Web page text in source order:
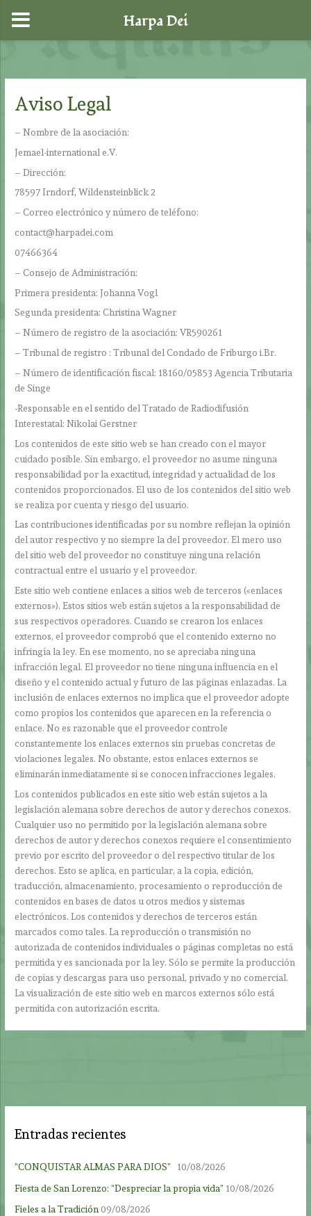
contenido
Aviso Legal
– Nombre de la asociación:
Jemael-international e.V.
– Dirección:
78597 Irndorf, Wildensteinblick 2
– Correo electrónico y número de teléfono:
contact@harpadei.com
07466364
– Consejo de Administración:
Primera presidenta: Johanna Vogl
Segunda presidenta: Christina Wagner
– Número de registro de la asociación: VR590261
– Tribunal de registro : Tribunal del Condado de Friburgo i.Br.
– Número de identificación fiscal: 18160/05853 Agencia Tributaria
de Singe
-Responsable en el sentido del Tratado de Radiodifusión
Interestatal: Nikolai Gerstner
Los contenidos de este sitio web se han creado con el mayor
cuidado posible. Sin embargo, el proveedor no asume ninguna
responsabilidad por la exactitud, integridad y actualidad de los
contenidos proporcionados. El uso de los contenidos del sitio web
se realiza por cuenta y riesgo del usuario.
Las contribuciones identificadas por su nombre reflejan la opinión
del autor respectivo y no siempre la del proveedor. El mero uso
del sitio web del proveedor no constituye ninguna relación
contractual entre el usuario y el proveedor.
Este sitio web contiene enlaces a sitios web de terceros («enlaces
externos»). Estos sitios web están sujetos a la responsabilidad de
sus respectivos operadores. Cuando se crearon los enlaces
externos, el proveedor comprobó que el contenido externo no
infringía la ley. En ese momento, no se apreciaba ninguna
infracción legal. El proveedor no tiene ninguna influencia en el
diseño y el contenido actual y futuro de las páginas enlazadas. La
inclusión de enlaces externos no implica que el proveedor adopte
como propios los contenidos que aparecen en la referencia o
enlace. No es razonable que el proveedor controle
constantemente los enlaces externos sin pruebas concretas de
violaciones legales. No obstante, estos enlaces externos se
eliminarán inmediatamente si se conocen infracciones legales.
Los contenidos publicados en este sitio web están sujetos a la
legislación alemana sobre derechos de autor y derechos conexos.
Cualquier uso no permitido por la legislación alemana sobre
derechos de autor y derechos conexos requiere el consentimiento
previo por escrito del proveedor o del respectivo titular de los
derechos. Esto se aplica, en particular, a la copia, edición,
traducción, almacenamiento, procesamiento o reproducción de
contenidos en bases de datos u otros medios y sistemas
electrónicos. Los contenidos y derechos de terceros están
marcados como tales. La reproducción o transmisión no
autorizada de contenidos individuales o páginas completas no está
permitida y es sancionada por la ley. Sólo se permite la producción
de copias y descargas para uso personal, privado y no comercial.
La visualización de este sitio web en marcos externos sólo está
permitida con autorización escrita.
Entradas recientes
“CONQUISTAR ALMAS PARA DIOS”
10/08/2026
Fiesta de San Lorenzo: “Despreciar la propia vida” 10/08/2026
Fieles a la Tradición09/08/2026
Harpa Dei